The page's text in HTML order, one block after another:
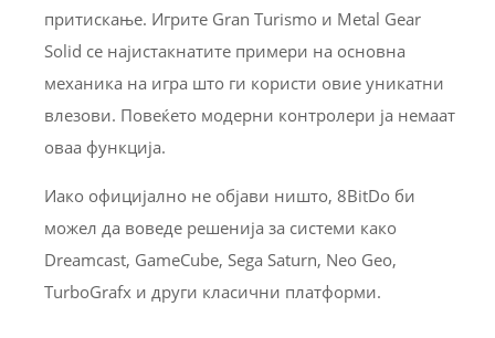
притискање. Игрите Gran Turismo и Metal Gear
Solid се најистакнатите примери на основна
механика на игра што ги користи овие уникатни
влезови. Повеќето модерни контролери ја немаат
оваа функција.
Иако официјално не објави ништо, 8BitDo би
можел да воведе решенија за системи како
Dreamcast, GameCube, Sega Saturn, Neo Geo,
TurboGrafx и други класични платформи.